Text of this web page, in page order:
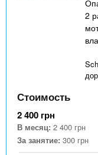
2
Стоимость
2 400 грн
В месяц: 2 400 грн
За занятие: 300 грн